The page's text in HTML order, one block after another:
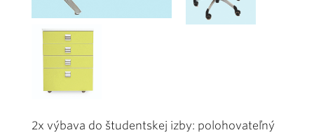
2x výbava do študentskej izby: polohovateľný